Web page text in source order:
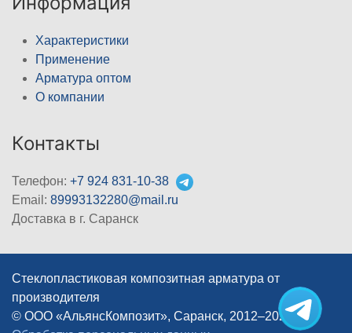
Характеристики
Применение
Арматура оптом
О компании
Контакты
Телефон: +7 924 831-10-38
Email: 89993132280@mail.ru
Доставка в г. Саранск
Стеклопластиковая композитная арматура от
производителя
© ООО «АльянсКомпозит», Саранск, 2012–2026
|